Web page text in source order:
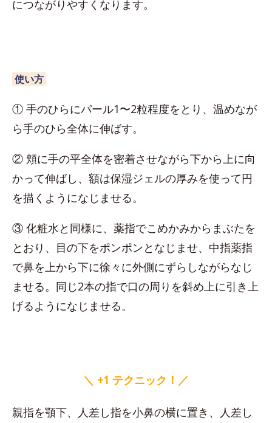
につながりやすくなります。
使い方
① 手のひらにパール1〜2粒程度をとり、温めなが
ら手のひら全体に伸ばす。
② 頬に手の平全体を密着させながら下から上に向
かって伸ばし、額は保湿ジェルの厚みを使って円
を描くようになじませる。
③ 化粧水と同様に、薬指でこめかみからまぶたを
とおり、目の下をポンポンとなじませ、中指薬指
で鼻を上から下に徐々に外側にずらしながらなじ
ませる。同じ2本の指で口の周りを斜め上に引き上
げるようになじませる。
＼ +1 テクニック！／
親指を顎下、人差し指を小鼻の横に置き、人差し